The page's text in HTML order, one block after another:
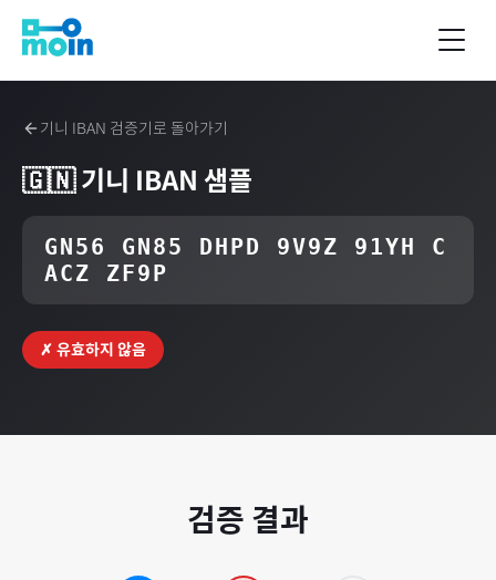
기니 IBAN 검증기로 돌아가기
🇬🇳 기니 IBAN 샘플
GN56 GN85 DHPD 9V9Z 91YH C
ACZ ZF9P
✗ 유효하지 않음
검증 결과